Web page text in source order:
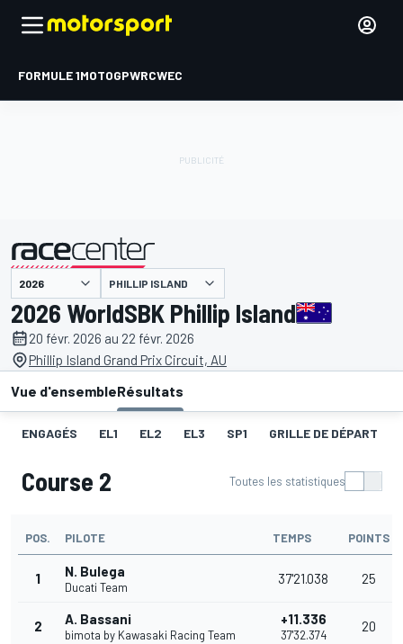
FORMULE 1MOTOGPWRCWEC
présenté par PHILLIP ISLAND
2026 WorldSBK Phillip Island
20 févr. 2026 au 22 févr. 2026
Phillip Island Grand Prix Circuit, AU
Vue d'ensembleRésultats
ENGAGÉS EL1 EL2 EL3 SP1 GRILLE DE DÉPART
Course 2 Toutes les statistiques
POS. PILOTE TEMPS POINTS
1 N. Bulega
Ducati Team
37'21.038 25
2 A. Bassani
bimota by Kawasaki Racing Team
+11.336
37'32.374
20